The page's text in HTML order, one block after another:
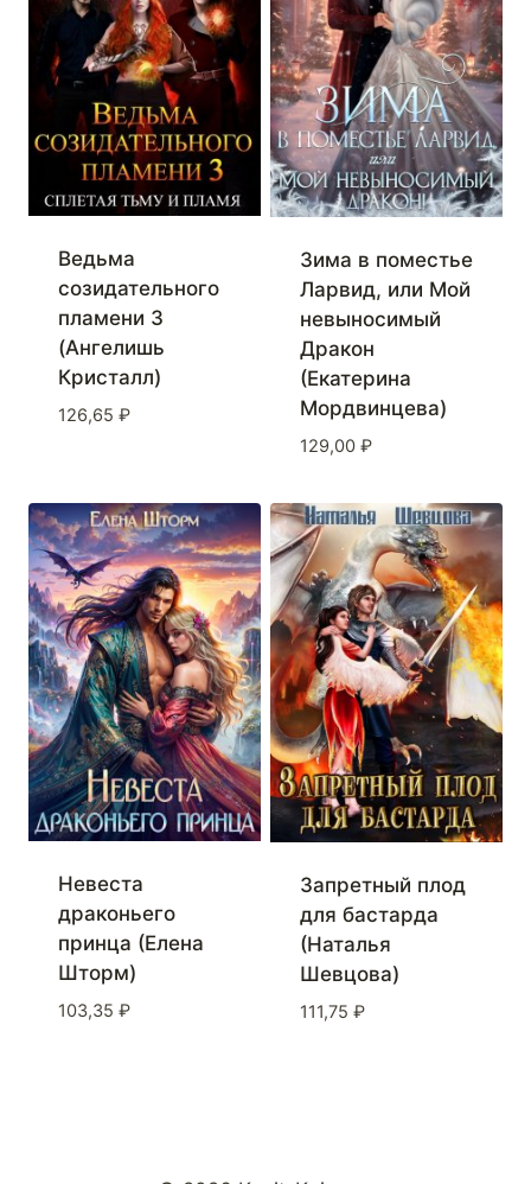
Ведьма
созидательного
пламени 3
(Ангелишь
Кристалл)
126,65 ₽
Зима в поместье
Ларвид, или Мой
невыносимый
Дракон
(Екатерина
Мордвинцева)
129,00 ₽
Невеста
драконьего
принца (Елена
Шторм)
103,35 ₽
Запретный плод
для бастарда
(Наталья
Шевцова)
111,75 ₽